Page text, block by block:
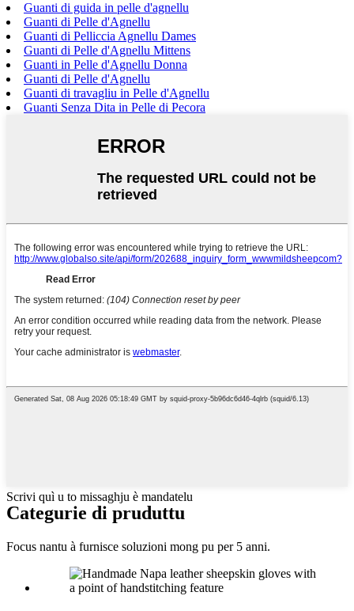
Guanti di guida in pelle d'agnellu
Guanti di Pelle d'Agnellu
Guanti di Pelliccia Agnellu Dames
Guanti di Pelle d'Agnellu Mittens
Guanti in Pelle d'Agnellu Donna
Guanti di Pelle d'Agnellu
Guanti di travagliu in Pelle d'Agnellu
Guanti Senza Dita in Pelle di Pecora
Scrivi quì u to missaghju è mandatelu
Categurie di pruduttu
Focus nantu à furnisce soluzioni mong pu per 5 anni.